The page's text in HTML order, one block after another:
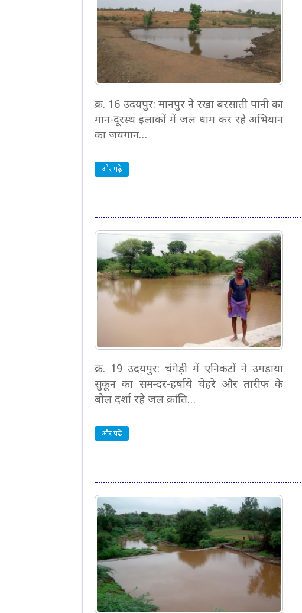
क्र. 16 उदयपुर: मानपुर ने रखा बरसाती पानी का
मान-दूरस्थ इलाकों में जल धाम कर रहे अभियान
का जयगान…
और पढ़े
क्र. 19 उदयपुर: चंगेड़ी में एनिकटों ने उमड़ाया
सुकून का समन्दर-हर्षाये चेहरे और तारीफ के
बोल दर्शा रहे जल क्रांति…
और पढ़े